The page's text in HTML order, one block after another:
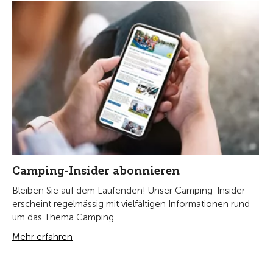
Camping-Insider abonnieren
Bleiben Sie auf dem Laufenden! Unser Camping-Insider
erscheint regelmässig mit vielfältigen Informationen rund
um das Thema Camping.
Mehr erfahren